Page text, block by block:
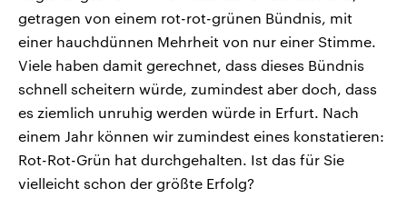
getragen von einem rot-rot-grünen Bündnis, mit
einer hauchdünnen Mehrheit von nur einer Stimme.
Viele haben damit gerechnet, dass dieses Bündnis
schnell scheitern würde, zumindest aber doch, dass
es ziemlich unruhig werden würde in Erfurt. Nach
einem Jahr können wir zumindest eines konstatieren:
Rot-Rot-Grün hat durchgehalten. Ist das für Sie
vielleicht schon der größte Erfolg?